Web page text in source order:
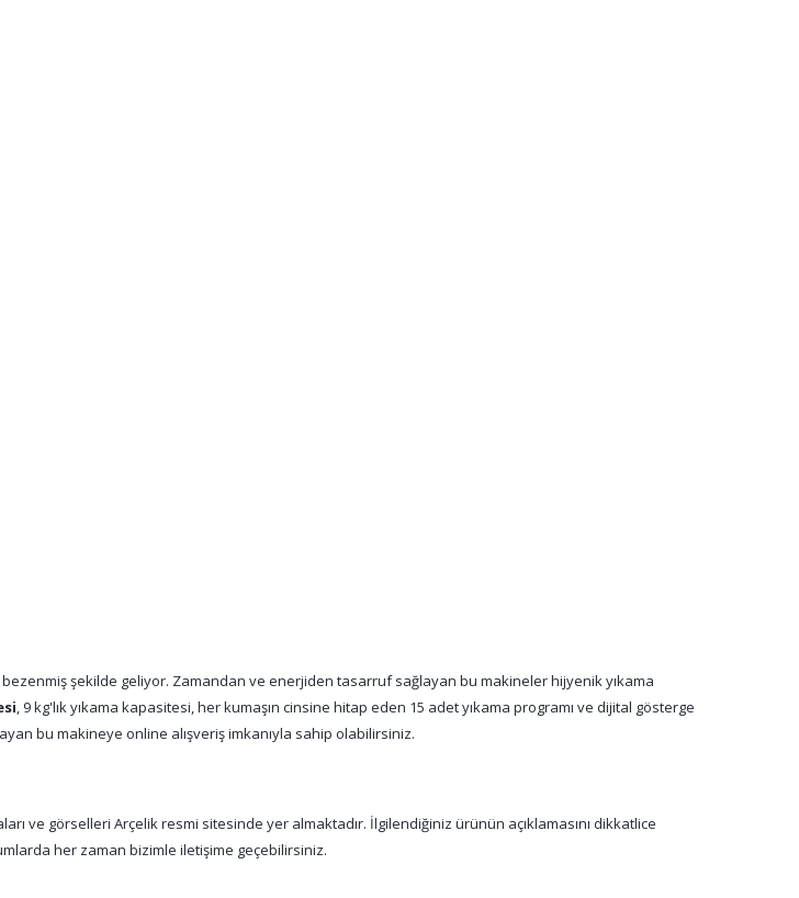
şekilde geliyor. Zamandan ve enerjiden tasarruf sağlayan bu makineler hijyenik yıkama
, 9 kg'lık yıkama kapasitesi, her kumaşın cinsine hitap eden 15 adet yıkama programı ve dijital gösterge
bu makineye online alışveriş imkanıyla sahip olabilirsiniz.
ve görselleri Arçelik resmi sitesinde yer almaktadır. İlgilendiğiniz ürünün açıklamasını dikkatlice
her zaman bizimle iletişime geçebilirsiniz.